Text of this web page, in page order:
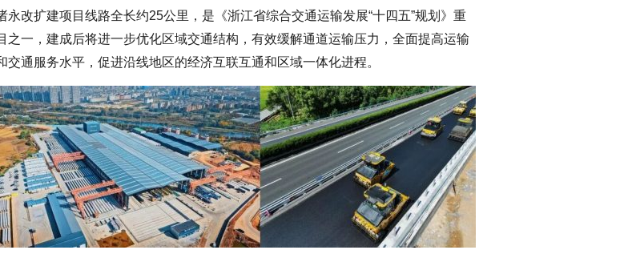
永改扩建项目线路全长约25公里，是《浙江省综合交通运输发展“十四五”规划》重
之一，建成后将进一步优化区域交通结构，有效缓解通道运输压力，全面提高运输
交通服务水平，促进沿线地区的经济互联互通和区域一体化进程。